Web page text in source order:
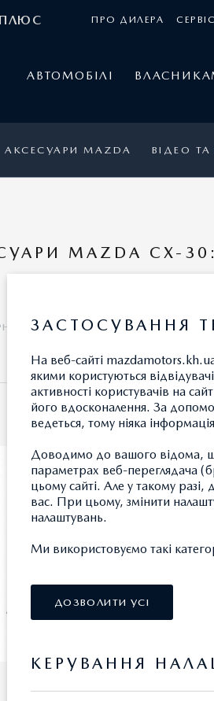
ПРО ДИЛЕРА СЕРВІС
АВТОМОБІЛІ
АКСЕСУАРИ MAZDA ВІДЕО ТА
MAZDA CX-
ДО КАТАЛОГУ АКСЕСУАРІВ
ЗАСТОСУВАННЯ
На веб-сайті
якими користуються
активності користувачів на
його вдосконалення. За
ведеться, тому ніяка
Доводимо до вашого відома,
параметрах веб-переглядача
цьому сайті. Але у такому разі,
вас. При цьому, змінити
налаштувань.
Ми використовуємо такі
ДОЗВОЛИТИ УСІ
КЕРУВАННЯ